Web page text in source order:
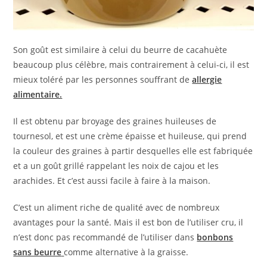
Son goût est similaire à celui du beurre de cacahuète
beaucoup plus célèbre, mais contrairement à celui-ci, il est
mieux toléré par les personnes souffrant deallergie
alimentaire.
Il est obtenu par broyage des graines huileuses de
tournesol, et est une crème épaisse et huileuse, qui prend
la couleur des graines à partir desquelles elle est fabriquée
et a un goût grillé rappelant les noix de cajou et les
arachides. Et c’est aussi facile à faire à la maison.
C’est un aliment riche de qualité avec de nombreux
avantages pour la santé. Mais il est bon de l’utiliser cru, il
n’est donc pas recommandé de l’utiliser dans bonbons
sans beurre comme alternative à la graisse.